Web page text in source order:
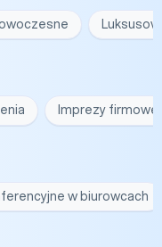
Imprezy firmowe
w biurowcach